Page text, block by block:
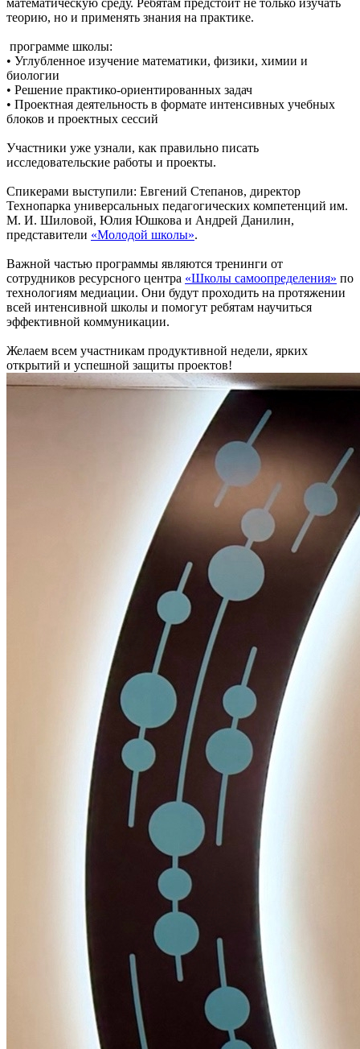
математическую среду. Ребятам предстоит не только изучать
теорию, но и применять знания на практике.
программе школы:
• Углубленное изучение математики, физики, химии и
биологии
• Решение практико-ориентированных задач
• Проектная деятельность в формате интенсивных учебных
блоков и проектных сессий
Участники уже узнали, как правильно писать
исследовательские работы и проекты.
Спикерами выступили: Евгений Степанов, директор
Технопарка универсальных педагогических компетенций им.
М. И. Шиловой, Юлия Юшкова и Андрей Данилин,
представители «Молодой школы».
Важной частью программы являются тренинги от
сотрудников ресурсного центра «Школы самоопределения» по
технологиям медиации. Они будут проходить на протяжении
всей интенсивной школы и помогут ребятам научиться
эффективной коммуникации.
Желаем всем участникам продуктивной недели, ярких
открытий и успешной защиты проектов!